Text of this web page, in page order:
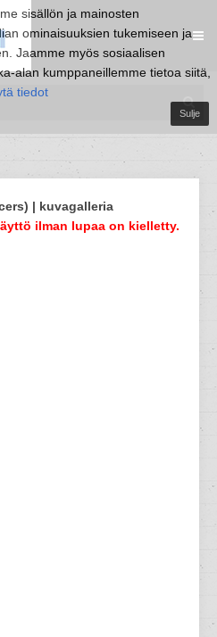
sisällön ja mainosten
ominaisuuksien tukemiseen ja
Jaamme myös sosiaalisen
alan kumppaneillemme tietoa siitä,
tiedot
Sulje
| kuvagalleria
ilman lupaa on kielletty.